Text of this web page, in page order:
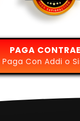
PAGA
Paga Con Addi o